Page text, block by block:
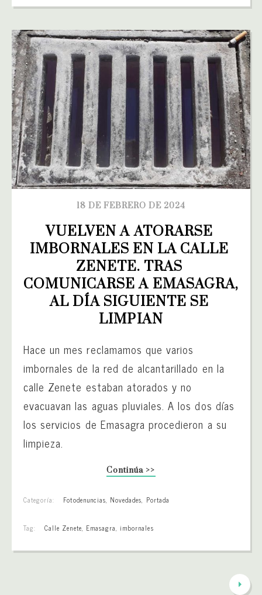
18 DE FEBRERO DE 2024
VUELVEN A ATORARSE
IMBORNALES EN LA CALLE
ZENETE. TRAS
COMUNICARSE A EMASAGRA,
AL DÍA SIGUIENTE SE
LIMPIAN
Hace un mes reclamamos que varios
imbornales de la red de alcantarillado en la
calle Zenete estaban atorados y no
evacuavan las aguas pluviales. A los dos días
los servicios de Emasagra procedieron a su
limpieza.
Continúa >>
Categoría: Fotodenuncias, Novedades, Portada
Tag: Calle Zenete, Emasagra, imbornales